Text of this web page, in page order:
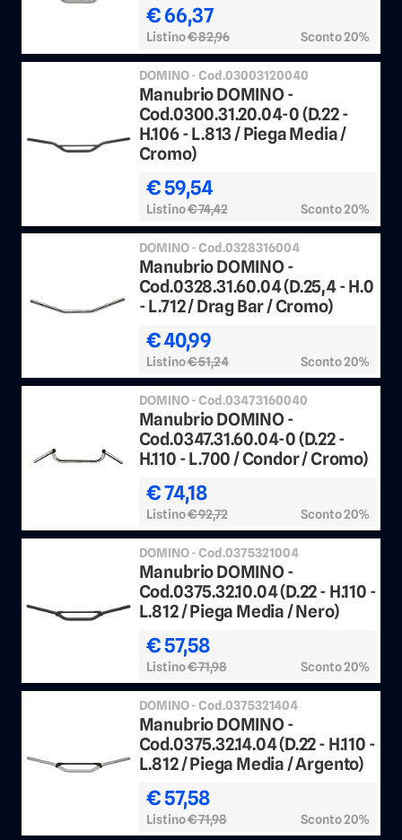
€ 66,37
Listino€ 82,96 Sconto 20%
DOMINO - Cod.03003120040
Manubrio DOMINO -
Cod.0300.31.20.04-0 (D.22 -
H.106 - L.813 / Piega Media /
Cromo)
€ 59,54
Listino€ 74,42 Sconto 20%
DOMINO - Cod.0328316004
Manubrio DOMINO -
Cod.0328.31.60.04 (D.25,4 - H.0
- L.712 / Drag Bar / Cromo)
€ 40,99
Listino€ 51,24 Sconto 20%
DOMINO - Cod.03473160040
Manubrio DOMINO -
Cod.0347.31.60.04-0 (D.22 -
H.110 - L.700 / Condor / Cromo)
€ 74,18
Listino€ 92,72 Sconto 20%
DOMINO - Cod.0375321004
Manubrio DOMINO -
Cod.0375.32.10.04 (D.22 - H.110 -
L.812 / Piega Media / Nero)
€ 57,58
Listino€ 71,98 Sconto 20%
DOMINO - Cod.0375321404
Manubrio DOMINO -
Cod.0375.32.14.04 (D.22 - H.110 -
L.812 / Piega Media / Argento)
€ 57,58
Listino€ 71,98 Sconto 20%